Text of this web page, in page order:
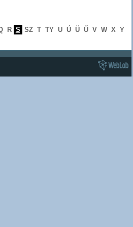
R S SZ T TY U Ú Ü Ű V W X Y